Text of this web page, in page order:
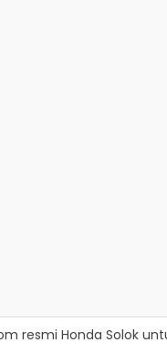
resmi Honda Solok